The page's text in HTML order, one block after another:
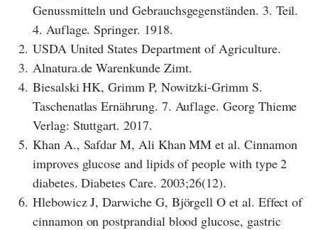
Genussmitteln und Gebrauchsgegenständen. 3. Teil.
4. Auflage. Springer. 1918.
2. USDA United States Department of Agriculture.
3. Alnatura.de Warenkunde Zimt.
4. Biesalski HK, Grimm P, Nowitzki-Grimm S.
Taschenatlas Ernährung. 7. Auflage. Georg Thieme
Verlag: Stuttgart. 2017.
5. Khan A., Safdar M, Ali Khan MM et al. Cinnamon
improves glucose and lipids of people with type 2
diabetes. Diabetes Care. 2003;26(12).
6. Hlebowicz J, Darwiche G, Björgell O et al. Effect of
cinnamon on postprandial blood glucose, gastric